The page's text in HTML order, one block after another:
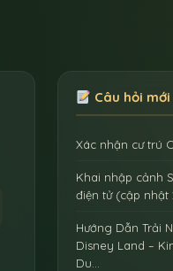
Câu hỏi mới
Xác nhận cư trú
Khai nhập cảnh
điện tử (cập nhật
Hướng Dẫn Trải
Disney Land –
Du…